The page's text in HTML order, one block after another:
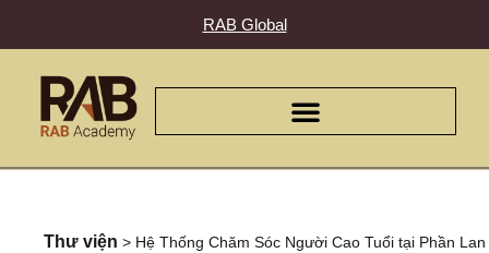
RAB Global
Thư viện > Hệ Thống Chăm Sóc Người Cao Tuổi tại Phần Lan